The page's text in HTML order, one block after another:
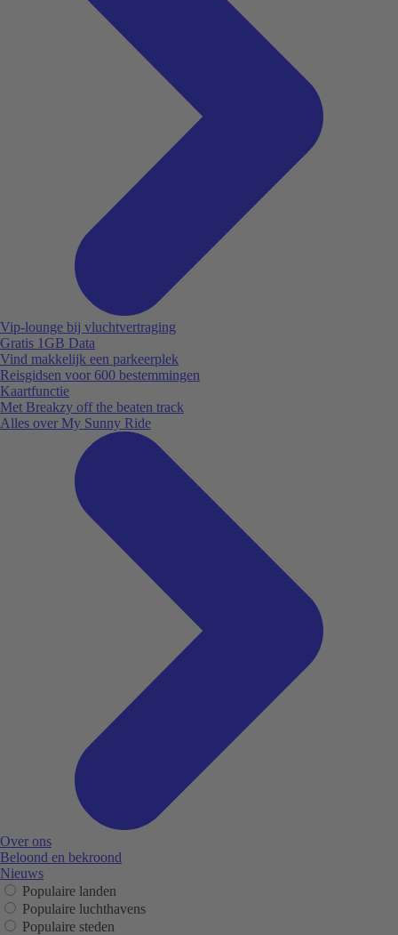
Vip-lounge bij vluchtvertraging
Gratis 1GB Data
Vind makkelijk een parkeerplek
Reisgidsen voor 600 bestemmingen
Kaartfunctie
Met Breakzy off the beaten track
Alles over My Sunny Ride
Over ons
Beloond en bekroond
Nieuws
Populaire landen
Populaire luchthavens
Populaire steden